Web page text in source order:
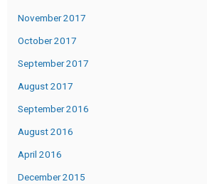
November 2017
October 2017
September 2017
August 2017
September 2016
August 2016
April 2016
December 2015